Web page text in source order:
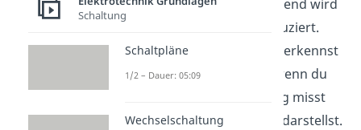
betrachtet. Dementsprechend wird
auch kein Strom mehr induziert.
Genau diesen Sachverhalt erkennst
du auch am Oszilloskop, wenn du
den Strom in der Schaltung misst
und grafisch über die Zeit darstellst.
Schaltung
Schaltpläne
1/2 – Dauer: 05:09
Wechselschaltung